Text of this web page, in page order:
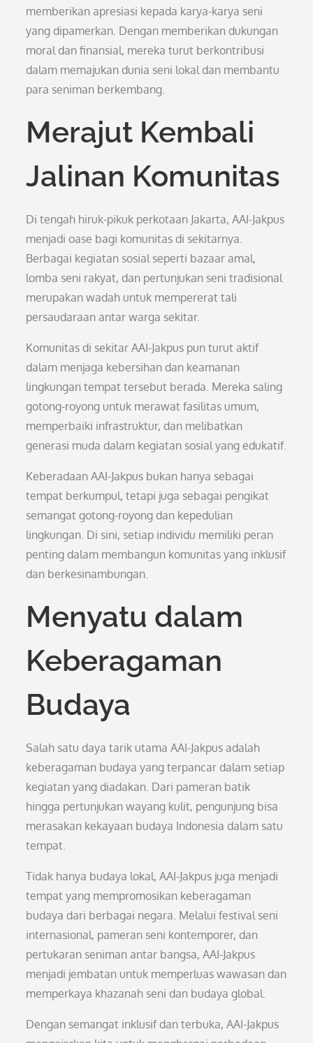
memberikan apresiasi kepada karya-karya seni
yang dipamerkan. Dengan memberikan dukungan
moral dan finansial, mereka turut berkontribusi
dalam memajukan dunia seni lokal dan membantu
para seniman berkembang.
Merajut Kembali
Jalinan Komunitas
Di tengah hiruk-pikuk perkotaan Jakarta, AAI-Jakpus
menjadi oase bagi komunitas di sekitarnya.
Berbagai kegiatan sosial seperti bazaar amal,
lomba seni rakyat, dan pertunjukan seni tradisional
merupakan wadah untuk mempererat tali
persaudaraan antar warga sekitar.
Komunitas di sekitar AAI-Jakpus pun turut aktif
dalam menjaga kebersihan dan keamanan
lingkungan tempat tersebut berada. Mereka saling
gotong-royong untuk merawat fasilitas umum,
memperbaiki infrastruktur, dan melibatkan
generasi muda dalam kegiatan sosial yang edukatif.
Keberadaan AAI-Jakpus bukan hanya sebagai
tempat berkumpul, tetapi juga sebagai pengikat
semangat gotong-royong dan kepedulian
lingkungan. Di sini, setiap individu memiliki peran
penting dalam membangun komunitas yang inklusif
dan berkesinambungan.
Menyatu dalam
Keberagaman
Budaya
Salah satu daya tarik utama AAI-Jakpus adalah
keberagaman budaya yang terpancar dalam setiap
kegiatan yang diadakan. Dari pameran batik
hingga pertunjukan wayang kulit, pengunjung bisa
merasakan kekayaan budaya Indonesia dalam satu
tempat.
Tidak hanya budaya lokal, AAI-Jakpus juga menjadi
tempat yang mempromosikan keberagaman
budaya dari berbagai negara. Melalui festival seni
internasional, pameran seni kontemporer, dan
pertukaran seniman antar bangsa, AAI-Jakpus
menjadi jembatan untuk memperluas wawasan dan
memperkaya khazanah seni dan budaya global.
Dengan semangat inklusif dan terbuka, AAI-Jakpus